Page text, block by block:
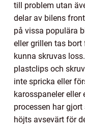
till problem utan
delar av bilens
på vissa populära
eller grillen tas
kunna skruvas
plastclips och
inte spricka eller
karosspaneler eller
processen har
höjts avsevärt för